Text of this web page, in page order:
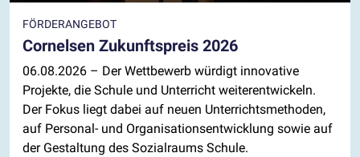
FÖRDERANGEBOT
Cornelsen Zukunftspreis 2026
06.08.2026 – Der Wettbewerb würdigt innovative
Projekte, die Schule und Unterricht weiterentwickeln.
Der Fokus liegt dabei auf neuen Unterrichtsmethoden,
auf Personal- und Organisationsentwicklung sowie auf
der Gestaltung des Sozialraums Schule.